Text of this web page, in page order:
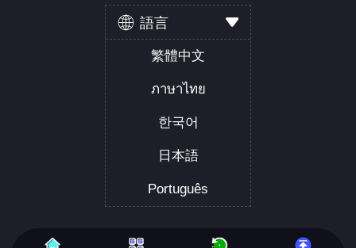
語言
繁體中文
ภาษาไทย
한국어
日本語
Português